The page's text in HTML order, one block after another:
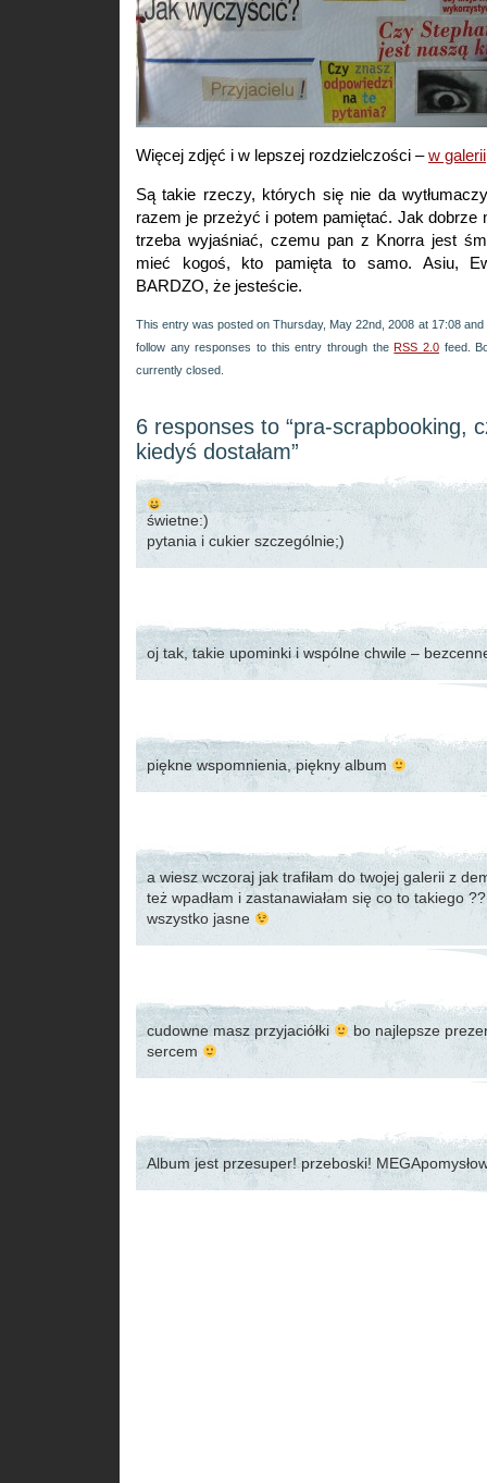
Więcej zdjęć i w lepszej rozdzielczości –w galerii
Są takie rzeczy, których się nie da
razem je przeżyć i potem pamiętać. Jak dobrze
trzeba wyjaśniać, czemu pan z Knorra jest
mieć kogoś, kto pamięta to samo. Asiu,
BARDZO, że jesteście.
This entry was posted on Thursday, May 22nd, 2008 at 17:08
follow any responses to this entry through the RSS 2.0 feed.
currently closed.
6 responses to “pra-scrapbooking,
kiedyś dostałam”
świetne:)
pytania i cukier szczególnie;)
oj tak, takie upominki i wspólne chwile –
piękne wspomnienia, piękny album
a wiesz wczoraj jak trafiłam do twojej galerii z
też wpadłam i zastanawiałam się co to takiego
wszystko jasne
cudowne masz przyjaciółki
bo najlepsze
sercem
Album jest przesuper! przeboski!